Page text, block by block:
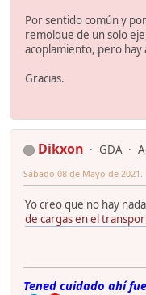
Por sentido común y
remolque de un solo
acoplamiento, pero hay
Gracias.
Dikxon GDA
Sábado 08 de Mayo de 2021.
Yo creo que no hay
de cargas en el
Tened cuidado ahí